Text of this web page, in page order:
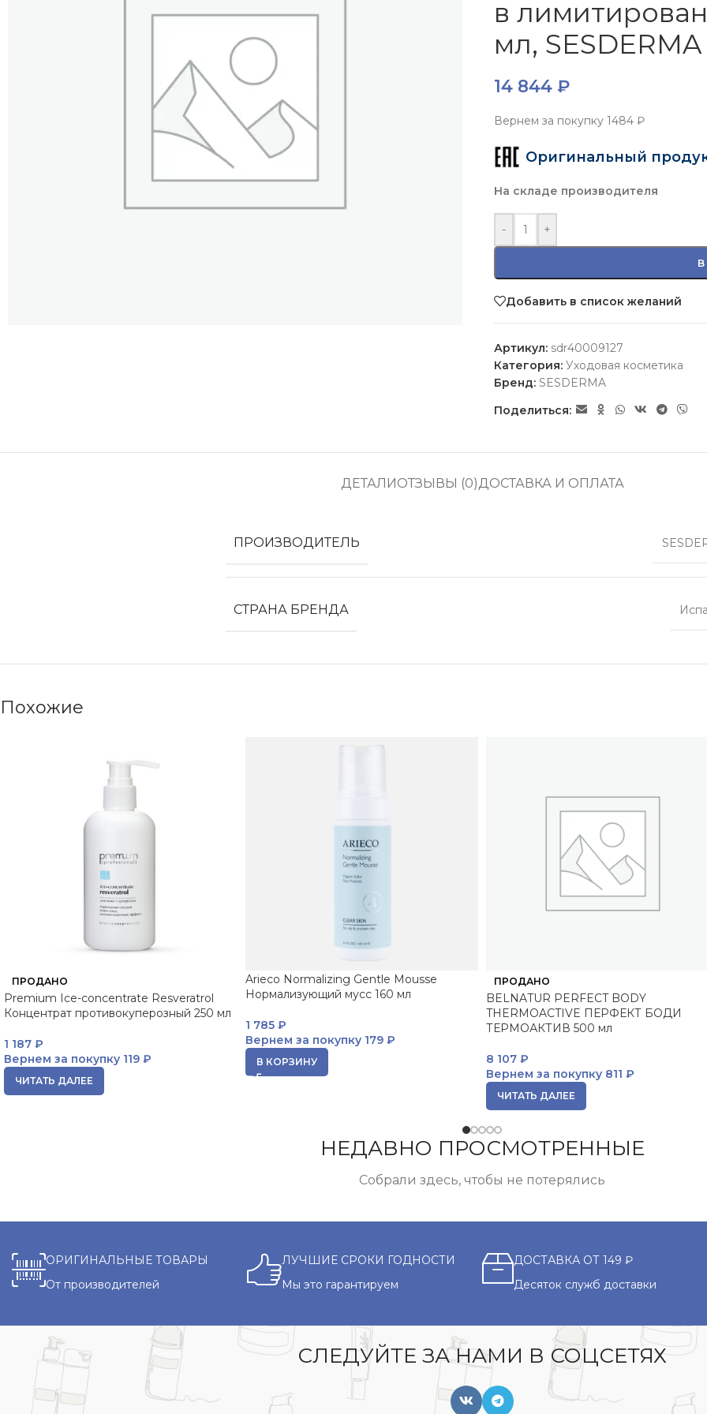
в
мл, SESDERMA
14 844 ₽
Вернем за покупку1484 ₽
Оригинальный
На складе производителя
- +
Добавить в список желаний
Артикул: sdr40009127
Категория: Уходовая косметика
Бренд: SESDERMA
Поделиться:
ДЕТАЛИОТЗЫВЫ (0)ДОСТАВКА И ОПЛАТА
ПРОИЗВОДИТЕЛЬ
СТРАНА БРЕНДА
Похожие
ПРОДАНО
Premium Ice-concentrate Resveratrol
Концентрат противокуперозный 250 мл
1 187 ₽
Вернем за покупку 119 ₽
ЧИТАТЬ ДАЛЕЕ
Arieco Normalizing Gentle Mousse
Нормализующий мусс 160 мл
1 785 ₽
Вернем за покупку179 ₽
В КОРЗИНУ
ПРОДАНО
BELNATUR PERFECT BODY
THERMOACTIVE ПЕРФЕКТ БОДИ
ТЕРМОАКТИВ 500 мл
8 107 ₽
Вернем за покупку 811 ₽
ЧИТАТЬ ДАЛЕЕ
НЕДАВНО ПРОСМОТРЕННЫЕ
Собрали здесь, чтобы не потерялись
ОРИГИНАЛЬНЫЕ ТОВАРЫ
От производителей
ЛУЧШИЕ СРОКИ ГОДНОСТИ
Мы это гарантируем
ДОСТАВКА ОТ 149 ₽
Десяток служб доставки
СЛЕДУЙТЕ ЗА НАМИ В СОЦСЕТЯХ